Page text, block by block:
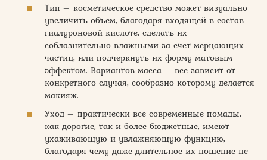
Тип – косметическое средство может визуально
увеличить объем, благодаря входящей в состав
гиалуроновой кислоте, сделать их
соблазнительно влажными за счет мерцающих
частиц, или подчеркнуть их форму матовым
эффектом. Вариантов масса – все зависит от
конкретного случая, сообразно которому делается
макияж.
Уход – практически все современные помады,
как дорогие, так и более бюджетные, имеют
ухаживающую и увлажняющую функцию,
благодаря чему даже длительное их ношение не